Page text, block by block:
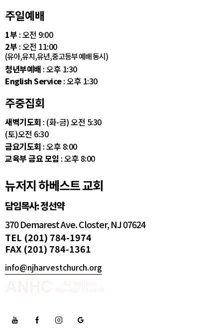
주일예배
1부 : 오전 9:00
2부 : 오전 11:00
(유아,유치,유년,중고등부 예배 동시)
청년부예배 : 오후 1:30
English Service: 오후 1:30
주중집회
새벽기도회 : (화-금) 오전 5:30
(토)오전 6:30
금요기도회 : 오후 8:00
교육부 금요 모임 : 오후 8:00
뉴저지 하베스트 교회
담임목사: 정선약
370 Demarest Ave. Closter, NJ 07624
TEL (201) 784-1974
FAX (201) 784-1361
info@njharvestchurch.org